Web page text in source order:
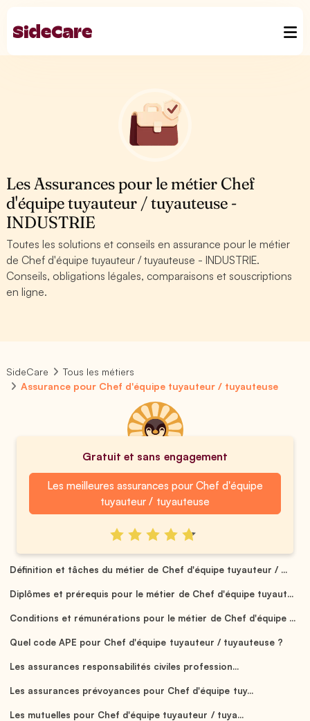
Les Assurances pour le métier Chef
d'équipe tuyauteur / tuyauteuse -
INDUSTRIE
Toutes les solutions et conseils en assurance pour le métier
de Chef d'équipe tuyauteur / tuyauteuse - INDUSTRIE.
Conseils, obligations légales, comparaisons et souscriptions
en ligne.
SideCare
Tous les métiers
Assurance pour Chef d'équipe tuyauteur / tuyauteuse
Gratuit et sans engagement
Les meilleures assurances pour Chef d'équipe
tuyauteur / tuyauteuse
Définition et tâches du métier de Chef d'équipe tuyauteur / ...
Diplômes et prérequis pour le métier de Chef d'équipe tuyaut...
Conditions et rémunérations pour le métier de Chef d'équipe ...
Quel code APE pour Chef d'équipe tuyauteur / tuyauteuse ?
Les assurances responsabilités civiles profession...
Les assurances prévoyances pour Chef d'équipe tuy...
Les mutuelles pour Chef d'équipe tuyauteur / tuya...